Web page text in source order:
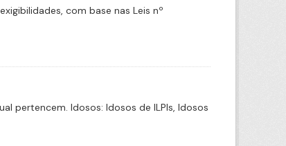
com base nas Leis nº
pertencem. Idosos: Idosos de ILPIs, Idosos